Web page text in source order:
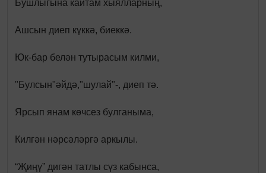
Бушлыгына кайтам хыялларның,
Ашсын диеп күккә, биеккә.
Юк-бар белән тутырасым килми,
"Булсын"әйдә,"шулай"-, диеп тә.
Ярсып янам көчсез булганыма,
Килгән нәрсәләргә аркылы.
“Җиңү” дигән татлы сүз кабынса,